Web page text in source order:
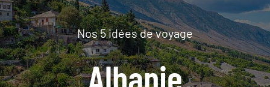
Nos 5 idées de voyage
Albanie